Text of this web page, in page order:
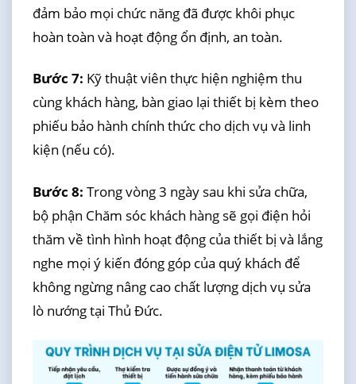
đảm bảo mọi chức năng đã được khôi phục
hoàn toàn và hoạt động ổn định, an toàn.
Bước 7: Kỹ thuật viên thực hiện nghiệm thu
cùng khách hàng, bàn giao lại thiết bị kèm theo
phiếu bảo hành chính thức cho dịch vụ và linh
kiện (nếu có).
Bước 8: Trong vòng 3 ngày sau khi sửa chữa,
bộ phận Chăm sóc khách hàng sẽ gọi điện hỏi
thăm về tình hình hoạt động của thiết bị và lắng
nghe mọi ý kiến đóng góp của quý khách để
không ngừng nâng cao chất lượng dịch vụ sửa
lò nướng tại Thủ Đức.